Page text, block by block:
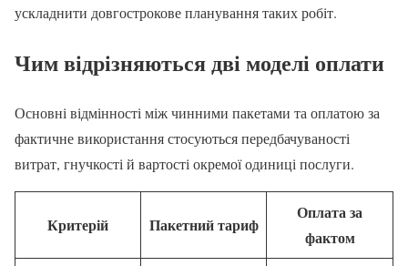
ускладнити довгострокове планування таких робіт.
Чим відрізняються дві моделі оплати
Основні відмінності між чинними пакетами та оплатою за
фактичне використання стосуються передбачуваності
витрат, гнучкості й вартості окремої одиниці послуги.
Критерій Пакетний тариф
Оплата за
фактом